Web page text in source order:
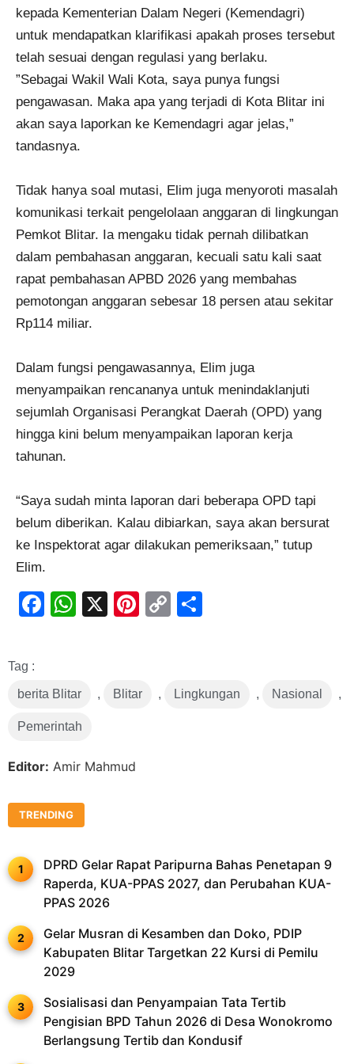
kepada Kementerian Dalam Negeri (Kemendagri)
untuk mendapatkan klarifikasi apakah proses tersebut
telah sesuai dengan regulasi yang berlaku.
​”Sebagai Wakil Wali Kota, saya punya fungsi
pengawasan. Maka apa yang terjadi di Kota Blitar ini
akan saya laporkan ke Kemendagri agar jelas,”
tandasnya.
Tidak hanya soal mutasi, Elim juga menyoroti masalah
komunikasi terkait pengelolaan anggaran di lingkungan
Pemkot Blitar. Ia mengaku tidak pernah dilibatkan
dalam pembahasan anggaran, kecuali satu kali saat
rapat pembahasan APBD 2026 yang membahas
pemotongan anggaran sebesar 18 persen atau sekitar
Rp114 miliar.
Dalam fungsi pengawasannya, Elim juga
menyampaikan rencananya untuk menindaklanjuti
sejumlah Organisasi Perangkat Daerah (OPD) yang
hingga kini belum menyampaikan laporan kerja
tahunan.
“Saya sudah minta laporan dari beberapa OPD tapi
belum diberikan. Kalau dibiarkan, saya akan bersurat
ke Inspektorat agar dilakukan pemeriksaan,” tutup
Elim.
Facebook
WhatsApp
X Pinterest
Copy
Tag :
berita Blitar , Blitar , Lingkungan , Nasional ,
Pemerintah
Editor: Amir Mahmud
TRENDING
DPRD Gelar Rapat Paripurna Bahas Penetapan 9
Raperda, KUA-PPAS 2027, dan Perubahan KUA-
PPAS 2026
Gelar Musran di Kesamben dan Doko, PDIP
Kabupaten Blitar Targetkan 22 Kursi di Pemilu
2029
Sosialisasi dan Penyampaian Tata Tertib
Pengisian BPD Tahun 2026 di Desa Wonokromo
Berlangsung Tertib dan Kondusif